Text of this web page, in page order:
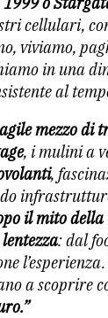
cellulari,
viviamo,
in una
al
mezzo di
, i mulini a
,
il mito della
: dal
a scoprire